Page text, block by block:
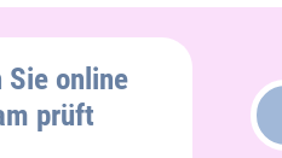
Sie online
prüft